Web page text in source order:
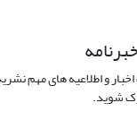
و اطلاعیه های مهم
شوید.